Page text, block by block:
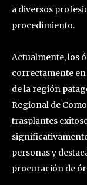
a diversos
procedimiento.
Actualmente, los
correctamente
de la región
Regional de
trasplantes
personas y
procuración de